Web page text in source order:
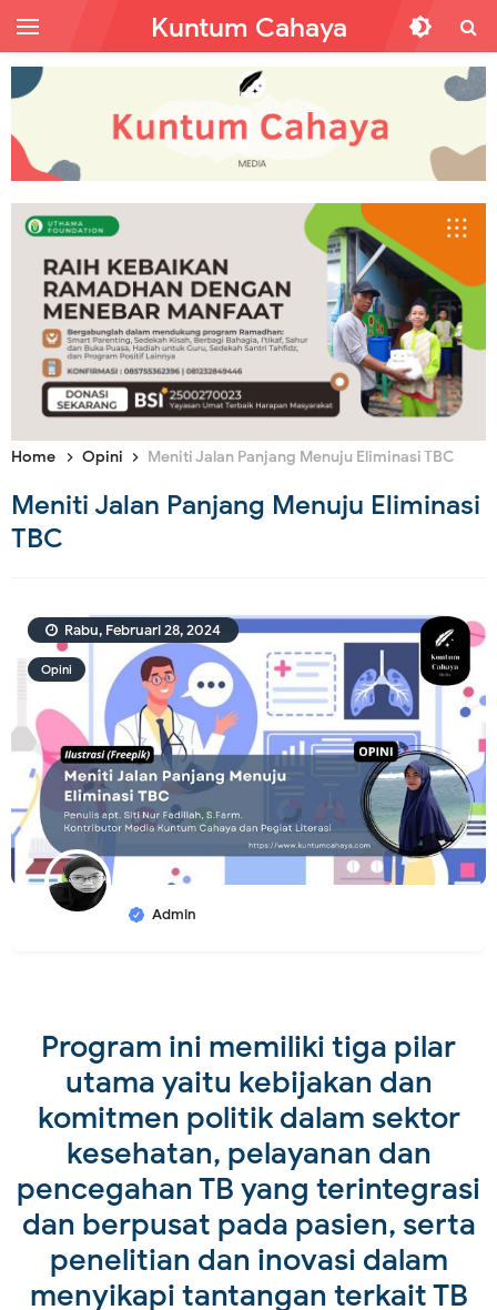
Kuntum Cahaya
Home Opini Meniti Jalan Panjang Menuju Eliminasi TBC
Meniti Jalan Panjang Menuju Eliminasi
TBC
Opini
Admin
Rabu, Februari 28, 2024
Program ini memiliki tiga pilar
utama yaitu kebijakan dan
komitmen politik dalam sektor
kesehatan, pelayanan dan
pencegahan TB yang terintegrasi
dan berpusat pada pasien, serta
penelitian dan inovasi dalam
menyikapi tantangan terkait TB